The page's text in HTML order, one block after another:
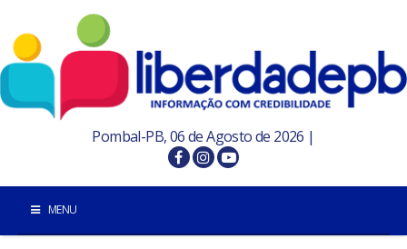
Pombal-PB, 06 de Agosto de 2026 |
MENU